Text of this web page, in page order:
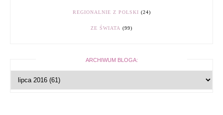
REGIONALNIE Z POLSKI (24)
ZE ŚWIATA (99)
ARCHIWUM BLOGA: